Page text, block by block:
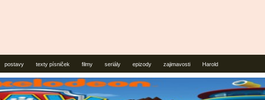
postavy texty písniček filmy seriály epizody zajimavosti Harold